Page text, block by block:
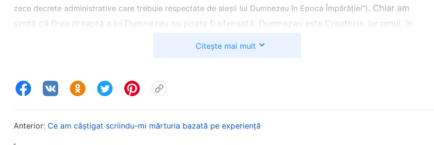
zece decrete administrative care trebuie respectate de aleșii lui Dumnezeu în Epoca Împărăției”). Chiar am
simțit că firea dreaptă a lui Dumnezeu nu poate fi ofensată. Dumnezeu este Creatorul, iar omul, în
Pentru o vreme m-am rugat mult lui Dumnezeu și am reflectat asupra motivului pentru care le
adorasem atât de mult pe cele două conducătoare. Am citit câteva dintre cuvintele lui Dumnezeu care
m-au ajutat să înțeleg chestiunea asta.Dumnezeu Atotputernic
Citește mai mult
Anterior: Ce am câștigat scriindu-mi mărturia bazată pe experiență